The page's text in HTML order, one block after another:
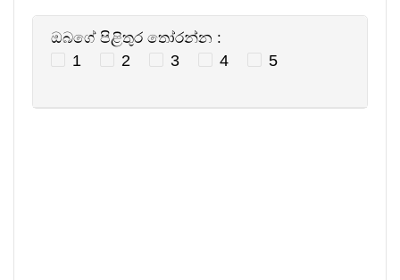
ඔබගේ පිළිතුර තෝරන්න :
1 2 3 4 5